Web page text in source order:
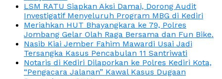
LSM RATU Siapkan Aksi Damai, Dorong Audit
Investigatif Menyeluruh Program MBG di Kediri
Meriahkan HUT Bhayangkara ke 79, Polres
Jombang Gelar Olah Raga Bersama dan Fun Bike.
Nasib Kiai Jember Fahim Mawardi Usai Jadi
Tersangka Kasus Pencabulan 11 Santriwati
Notaris di Kediri Dilaporkan ke Polres Kediri Kota,
“Pengacara Jalanan” Kawal Kasus Dugaan